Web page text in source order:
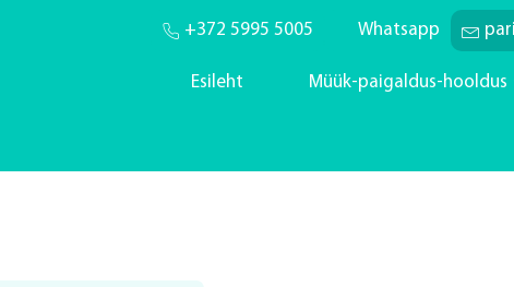
+372 5995 5005 Whatsapp
Esileht Müük-paigaldus-hooldus